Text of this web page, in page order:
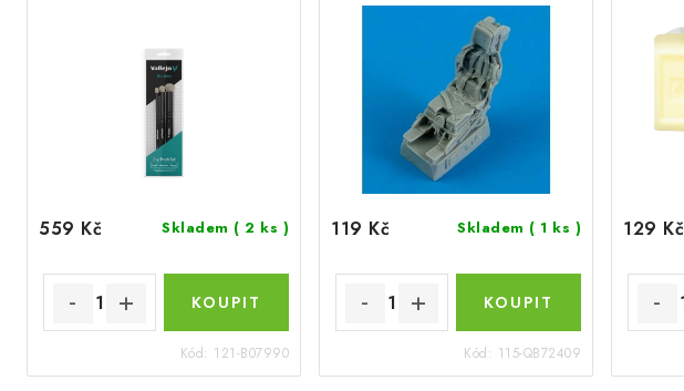
559 Kč Skladem ( 2 ks )
Kód: 121-B07990
119 Kč Skladem ( 1 ks )
Kód: 115-QB72409
129 Kč